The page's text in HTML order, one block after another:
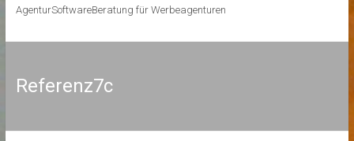
AgenturSoftwareBeratung für Werbeagenturen
Referenz7c